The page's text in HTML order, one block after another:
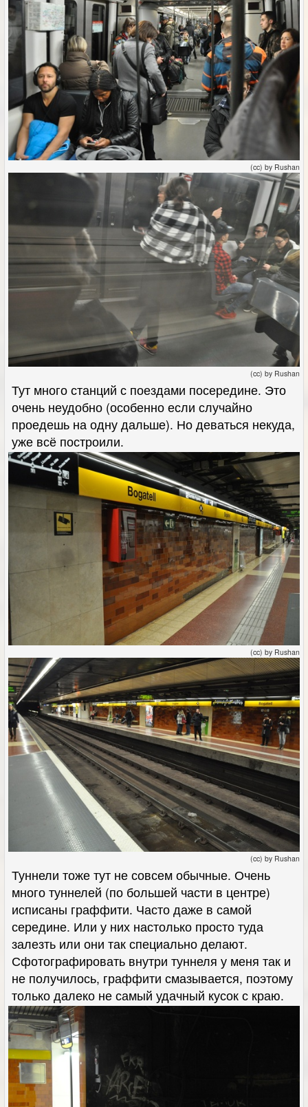
(cc) by Rushan
(cc) by Rushan
Тут много станций с поездами посередине. Это
очень неудобно (особенно если случайно
проедешь на одну дальше). Но деваться некуда,
уже всё построили.
(cc) by Rushan
(cc) by Rushan
Туннели тоже тут не совсем обычные. Очень
много туннелей (по большей части в центре)
исписаны граффити. Часто даже в самой
середине. Или у них настолько просто туда
залезть или они так специально делают.
Сфотографировать внутри туннеля у меня так и
не получилось, граффити смазывается, поэтому
только далеко не самый удачный кусок с краю.